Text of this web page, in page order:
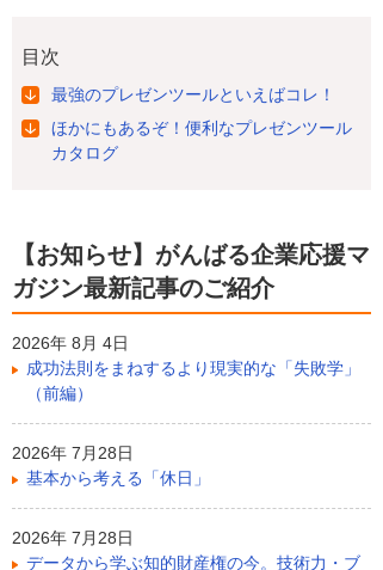
目次
最強のプレゼンツールといえばコレ！
ほかにもあるぞ！便利なプレゼンツール
カタログ
【お知らせ】がんばる企業応援マ
ガジン最新記事のご紹介
2026年 8月 4日
成功法則をまねするより現実的な「失敗学」
（前編）
2026年 7月28日
基本から考える「休日」
2026年 7月28日
データから学ぶ知的財産権の今。技術力・ブ